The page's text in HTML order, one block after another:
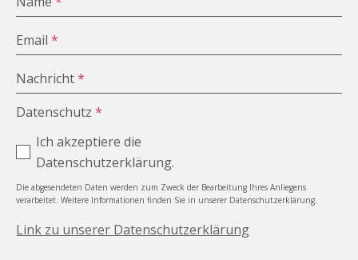
Email*
Nachricht*
Datenschutz*
Ich akzeptiere die
Datenschutzerklärung.
Die abgesendeten Daten werden zum Zweck der Bearbeitung Ihres Anliegens
verarbeitet. Weitere Informationen finden Sie in unserer Datenschutzerklärung.
Link zu unserer Datenschutzerklärung